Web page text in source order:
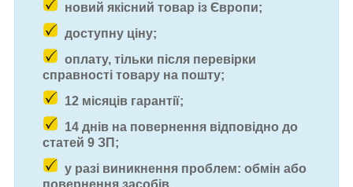
новий якісний товар із Європи;
доступну ціну;
оплату, тільки після перевірки
справності товару на пошту;
12 місяців гарантії;
14 днів на повернення відповідно до
статей 9 ЗП;
у разі виникнення проблем: обмін або